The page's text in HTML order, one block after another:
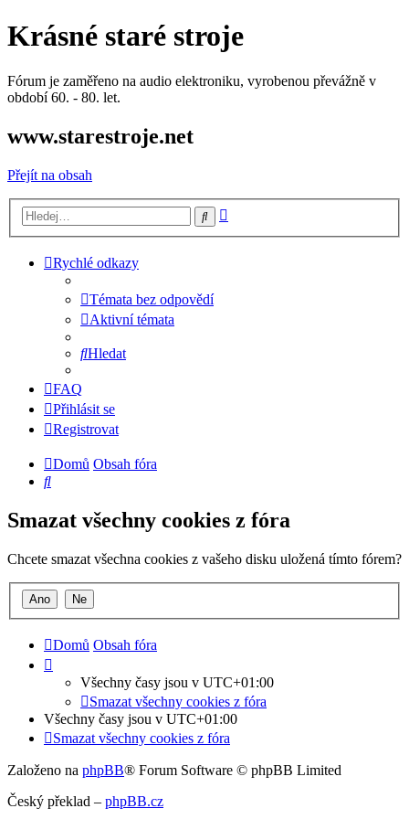
Krásné staré stroje
Fórum je zaměřeno na audio elektroniku, vyrobenou převážně v
období 60. - 80. let.
www.starestroje.net
Přejít na obsah
Hledat
Rychlé odkazy
Témata bez odpovědí
Aktivní témata
Hledat
FAQ
Přihlásit se
Registrovat
Domů Obsah fóra
Hledat
Smazat všechny cookies z fóra
Chcete smazat všechna cookies z vašeho disku uložená tímto fórem?
Domů Obsah fóra
Všechny časy jsou v UTC+01:00
Smazat všechny cookies z fóra
Všechny časy jsou v UTC+01:00
Smazat všechny cookies z fóra
Založeno na phpBB® Forum Software © phpBB Limited
Český překlad – phpBB.cz